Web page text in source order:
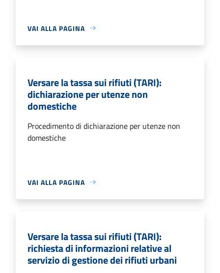
VAI ALLA PAGINA
Versare la tassa sui rifiuti (TARI):
dichiarazione per utenze non
domestiche
Procedimento di dichiarazione per utenze non
domestiche
VAI ALLA PAGINA
Versare la tassa sui rifiuti (TARI):
richiesta di informazioni relative al
servizio di gestione dei rifiuti urbani